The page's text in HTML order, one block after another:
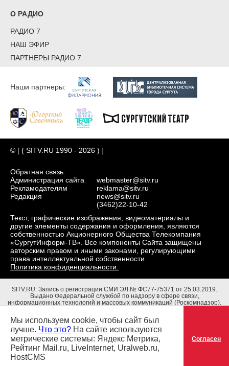
О РАДИО
РАДИО 7
НАШ ЭФИР
ПАРТНЕРЫ РАДИО 7
Наши партнеры:
© [ ( SITV.RU 1990 - 2026 ) ]
Обратная связь:
Администрация сайта
Рекламодателям
Редакция
webmaster@sitv.ru
reklama@sitv.ru
news@sitv.ru
(3462)22-10-42
Текст, графические изображения, видеоматериалы и
другие элементы содержания и оформления, являются
собственностью Акционерного Общества Телекомпания
«СургутИнформ-ТВ». Все компоненты Сайта защищены
авторским правом и иными законами, регулирующими
права интеллектуальной собственности.
Политика конфиденциальности.
SITV.RU. Запись о регистрации СМИ ЭЛ № ФС77-75371 от 25.03.2019.
Выдано Федеральной службой по надзору в сфере связи,
информационных технологий и массовых коммуникаций (Роскомнадзор).
Адрес редакции: 628403, Тюменская обл., ХМАО - Югра, г. Сургут, ул.
Маяковского, д. 16. Главный редактор: Чубенко В.Л.
Мы используем cookie, чтобы сайт был
лучше. Что это? На сайте используются
метрические системы: Яндекс Метрика,
Рейтинг Mail.ru, LiveInternet, Uralweb.ru,
HostCMS
Согласен